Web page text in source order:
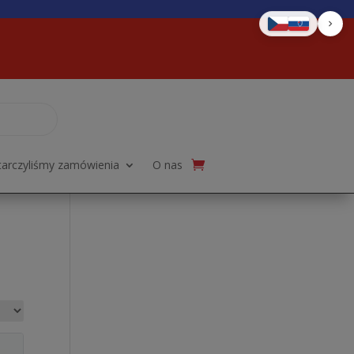
zamówienia O nas